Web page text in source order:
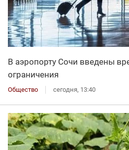
В аэропорту Сочи введены
ограничения
Общество сегодня, 13:40